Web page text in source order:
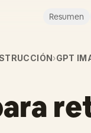
Resumen
›GPT